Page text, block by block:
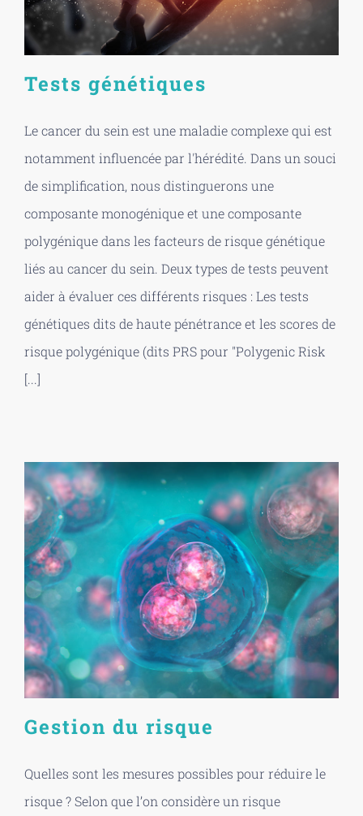
Tests génétiques
Le cancer du sein est une maladie complexe qui est
notamment influencée par l'hérédité. Dans un souci
de simplification, nous distinguerons une
composante monogénique et une composante
polygénique dans les facteurs de risque génétique
liés au cancer du sein. Deux types de tests peuvent
aider à évaluer ces différents risques : Les tests
génétiques dits de haute pénétrance et les scores de
risque polygénique (dits PRS pour "Polygenic Risk
[...]
Gestion du risque
Quelles sont les mesures possibles pour réduire le
risque ? Selon que l’on considère un risque